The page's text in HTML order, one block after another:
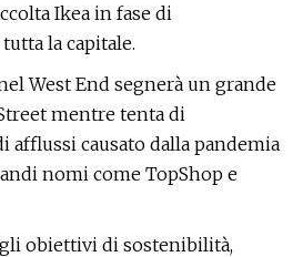
Ikea in fase di
la capitale.
West End segnerà un grande
mentre tenta di
afflussi causato dalla pandemia
nomi come TopShop e
obiettivi di sostenibilità,